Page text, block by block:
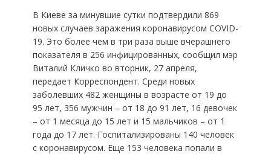
В Киеве за минувшие сутки подтвердили 869
новых случаев заражения коронавирусом COVID-
19. Это более чем в три раза выше вчерашнего
показателя в 256 инфицированных, сообщил мэр
Виталий Кличко во вторник, 27 апреля,
передает Корреспондент. Среди новых
заболевших 482 женщины в возрасте от 19 до
95 лет, 356 мужчин – от 18 до 91 лет, 16 девочек
– от 1 месяца до 15 лет и 15 мальчиков – от 1
года до 17 лет. Госпитализированы 140 человек
с коронавирусом. Еще 153 человека попали в